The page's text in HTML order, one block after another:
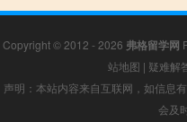
Copyright © 2012 - 2026 弗格留学网
站地图 | 疑难解
声明：本站内容来自互联网，如信息
会及